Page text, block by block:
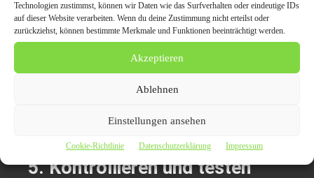
Technologien zustimmst, können wir Daten wie das Surfverhalten oder eindeutige IDs
auf dieser Website verarbeiten. Wenn du deine Zustimmung nicht erteilst oder
zurückziehst, können bestimmte Merkmale und Funktionen beeinträchtigt werden.
Akzeptieren
Ablehnen
Einstellungen ansehen
Cookie-Richtlinie Datenschutzerklärung Impressum
Schritt 4: Überschüssiges Harz
entfernen
Nachdem das Harz ausgehärtet ist, entferne vorsichtig die
Klebefolie und entferne überschüssiges Harz mit einem
Kratzer auf der Windschutzscheibe zu hinterlassen.
5. Kontrollieren und testen